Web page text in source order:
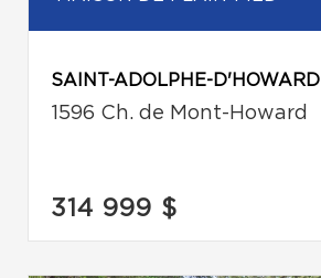
SAINT-ADOLPHE-D'HOWARD
1596 Ch. de Mont-Howard
314 999 $